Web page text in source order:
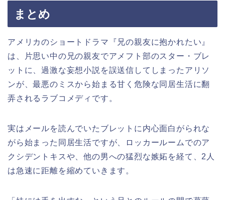
まとめ
アメリカのショートドラマ『兄の親友に抱かれたい』
は、片思い中の兄の親友でアメフト部のスター・ブレ
ットに、過激な妄想小説を誤送信してしまったアリソ
ンが、最悪のミスから始まる甘く危険な同居生活に翻
弄されるラブコメディです。
実はメールを読んでいたブレットに内心面白がられな
がら始まった同居生活ですが、ロッカールームでのア
クシデントキスや、他の男への猛烈な嫉妬を経て、2人
は急速に距離を縮めていきます。